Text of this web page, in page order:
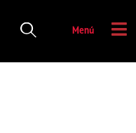
Menú